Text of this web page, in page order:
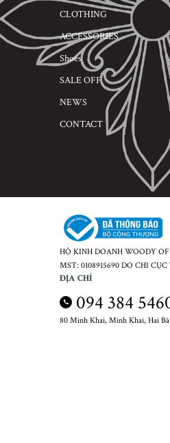
CLOTHING
ACCESSORIES
Shoes
SALE OFF
NEWS
CONTACT
HỘ KINH DOANH WOODY OF
MST: 0108915690 DO CHI
ĐỊA CHỈ
094 384
80 Minh Khai, Minh Khai, Hai